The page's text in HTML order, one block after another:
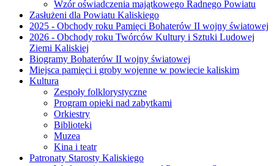
Wzór oświadczenia majątkowego Radnego Powiatu
Zasłużeni dla Powiatu Kaliskiego
2025 - Obchody roku Pamięci Bohaterów II wojny światowej
2026 - Obchody roku Twórców Kultury i Sztuki Ludowej
Ziemi Kaliskiej
Biogramy Bohaterów II wojny światowej
Miejsca pamięci i groby wojenne w powiecie kaliskim
Kultura
Zespoły folklorystyczne
Program opieki nad zabytkami
Orkiestry
Biblioteki
Muzea
Kina i teatr
Patronaty Starosty Kaliskiego